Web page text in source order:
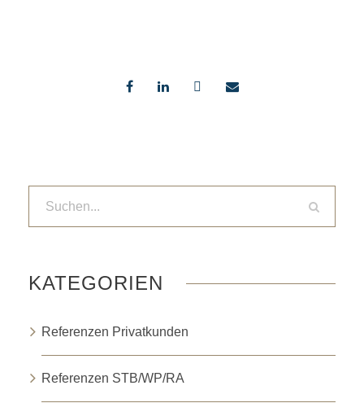
KATEGORIEN
Referenzen Privatkunden
Referenzen STB/WP/RA